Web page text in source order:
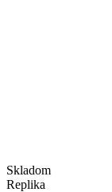
Skladom
Replika